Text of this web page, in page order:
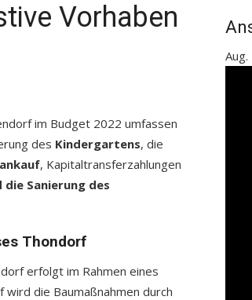
Vorhaben
im Budget 2022 umfassen
des Kindergartens, die
, Kapitaltransferzahlungen
die Sanierung des
Thondorf
erfolgt im Rahmen eines
die Baumaßnahmen durch
Aug.